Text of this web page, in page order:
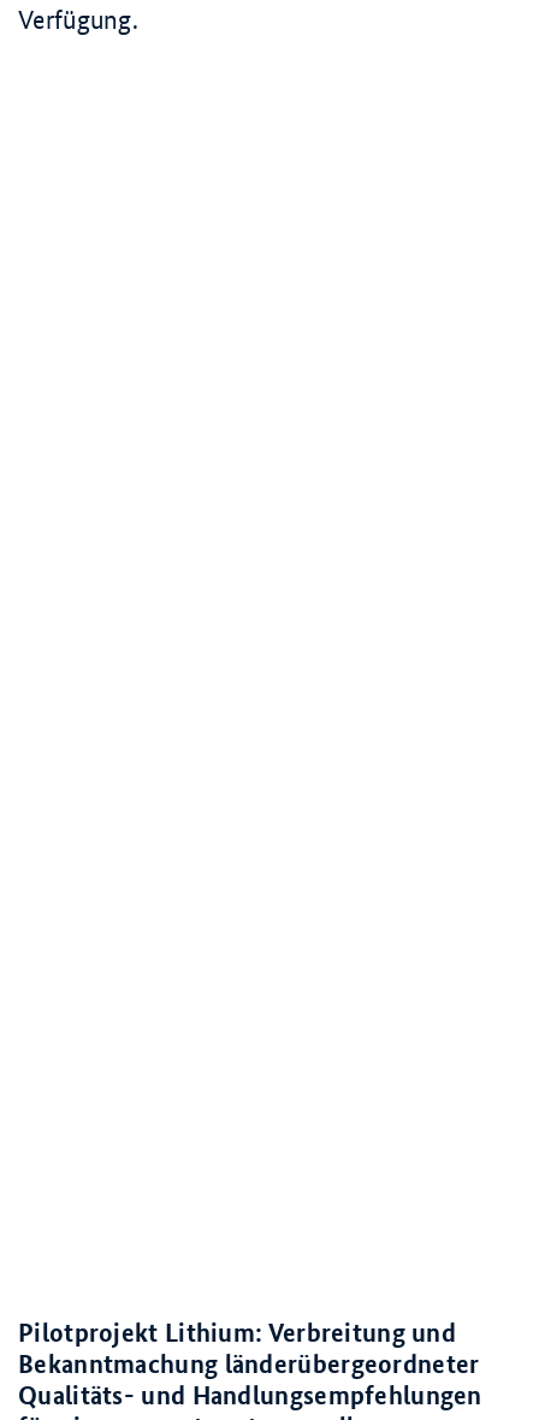
Verfügung.
Pilotprojekt Lithium: Verbreitung und
Bekanntmachung länderübergeordneter
Qualitäts- und Handlungsempfehlungen